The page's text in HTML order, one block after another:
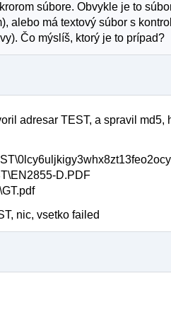
súbore. Obvykle je to
alebo má textový súbor s
Čo mýslíš, ktorý je to prípad?
adresar TEST, a spravil
D.PDF
nic, vsetko failed